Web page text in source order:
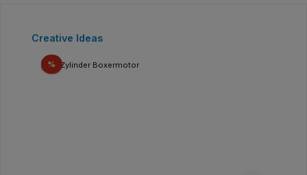
Skip product gallery
Creative Ideas
%Discount